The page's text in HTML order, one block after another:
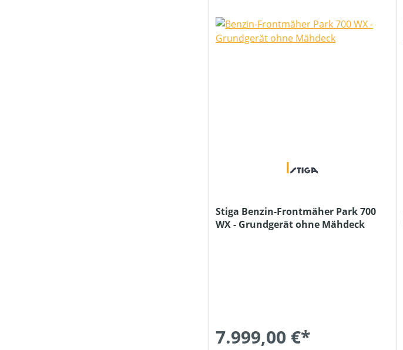
Stiga Benzin-Frontmäher Park 700
WX - Grundgerät ohne Mähdeck
7.999,00 €*